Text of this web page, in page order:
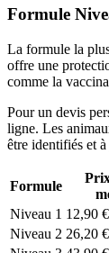
Formule
La formule la
offre une
comme la
Pour un devis
ligne. Les
être identifiés et
Formule
Niveau 1 12,90 €
Niveau 2 26,20 €